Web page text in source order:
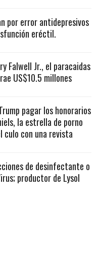
por error antidepresivos
eréctil.
Falwell Jr., el paracaidas
US$10.5 millones
pagar los honorarios
la estrella de porno
culo con una revista
de desinfectante o
productor de Lysol